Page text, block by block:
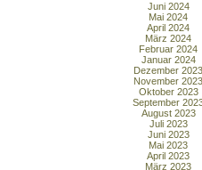
Juni 2024
Mai 2024
April 2024
März 2024
Februar 2024
Januar 2024
Dezember 2023
November 2023
Oktober 2023
September
August 2023
Juli 2023
Juni 2023
Mai 2023
April 2023
März 2023